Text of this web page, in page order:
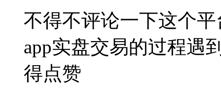
不得不评论一下这个
app实盘交易的过程遇
得点赞